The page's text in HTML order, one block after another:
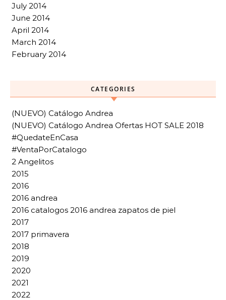
July 2014
June 2014
April 2014
March 2014
February 2014
CATEGORIES
(NUEVO) Catálogo Andrea
(NUEVO) Catálogo Andrea Ofertas HOT SALE 2018
#QuedateEnCasa
#VentaPorCatalogo
2 Angelitos
2015
2016
2016 andrea
2016 catalogos 2016 andrea zapatos de piel
2017
2017 primavera
2018
2019
2020
2021
2022